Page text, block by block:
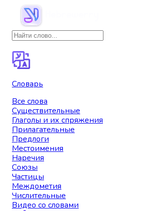
Словарь
Все слова
Существительные
Глаголы и их спряжения
Прилагательные
Предлоги
Местоимения
Наречия
Союзы
Частицы
Междометия
Числительные
Видео со словами